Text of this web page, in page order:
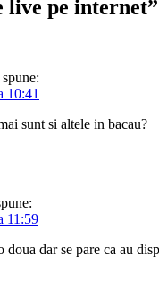
live pe internet”
spune:
10:41
sunt si altele in bacau?
11:59
doua dar se pare ca au